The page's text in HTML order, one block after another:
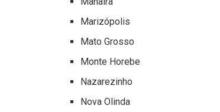
Marizópolis
Mato Grosso
Monte Horebe
Nazarezinho
Nova Olinda